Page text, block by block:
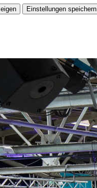
Einstellungen speichern